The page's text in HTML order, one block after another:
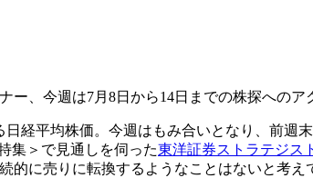
、今週は7月8日から14日までの株探へのア
経平均株価。今週はもみ合いとなり、前週
集＞で見通しを伺った東洋証券ストラテジス
に売りに転換するようなことはないと考